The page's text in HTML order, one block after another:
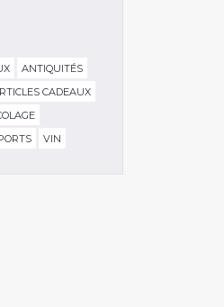
ANTIQUITÉS
CADEAUX
VIN